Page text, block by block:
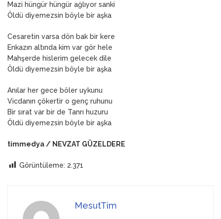
Mazi hüngür hüngür ağlıyor sanki
Öldü diyemezsin böyle bir aşka
Cesaretin varsa dön bak bir kere
Enkazın altında kim var gör hele
Mahşerde hislerim gelecek dile
Öldü diyemezsin böyle bir aşka
Anılar her gece böler uykunu
Vicdanın çökertir o genç ruhunu
Bir sırat var bir de Tanrı huzuru
Öldü diyemezsin böyle bir aşka
timmedya / NEVZAT GÜZELDERE
Görüntüleme: 2.371
MesutTim